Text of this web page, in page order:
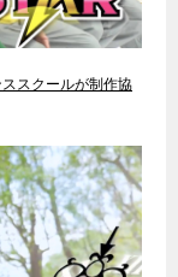
スクールが制作協